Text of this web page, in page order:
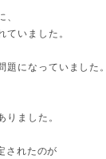
いました。
になっていました。
ました。
されたのが